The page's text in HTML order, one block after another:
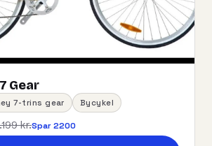
Gear
7-trins gear Bycykel
kr.Spar 2200